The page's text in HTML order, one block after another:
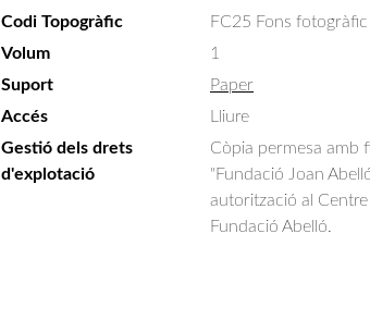
Codi Topogràfic
FC25 Fons fotogràfic
Volum
1
Suport
Paper
Accés
Lliure
Gestió dels drets
d'explotació
Còpia permesa amb
"Fundació Joan
autorització al
Fundació Abelló.